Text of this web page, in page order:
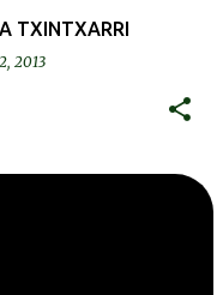
TXINTXARRI
2013